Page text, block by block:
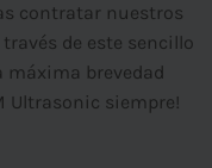
contratar nuestros
de este sencillo
brevedad
Ultrasonic siempre!